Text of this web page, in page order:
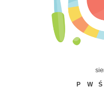
P
W Ś